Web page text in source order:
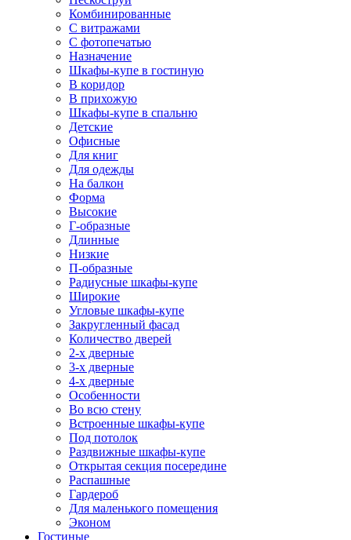
Комбинированные
С витражами
С фотопечатью
Назначение
Шкафы-купе в гостиную
В коридор
В прихожую
Шкафы-купе в спальню
Детские
Офисные
Для книг
Для одежды
На балкон
Форма
Высокие
Г-образные
Длинные
Низкие
П-образные
Радиусные шкафы-купе
Широкие
Угловые шкафы-купе
Закругленный фасад
Количество дверей
2-х дверные
3-х дверные
4-х дверные
Особенности
Во всю стену
Встроенные шкафы-купе
Под потолок
Раздвижные шкафы-купе
Открытая секция посередине
Распашные
Гардероб
Для маленького помещения
Эконом
Гостиные